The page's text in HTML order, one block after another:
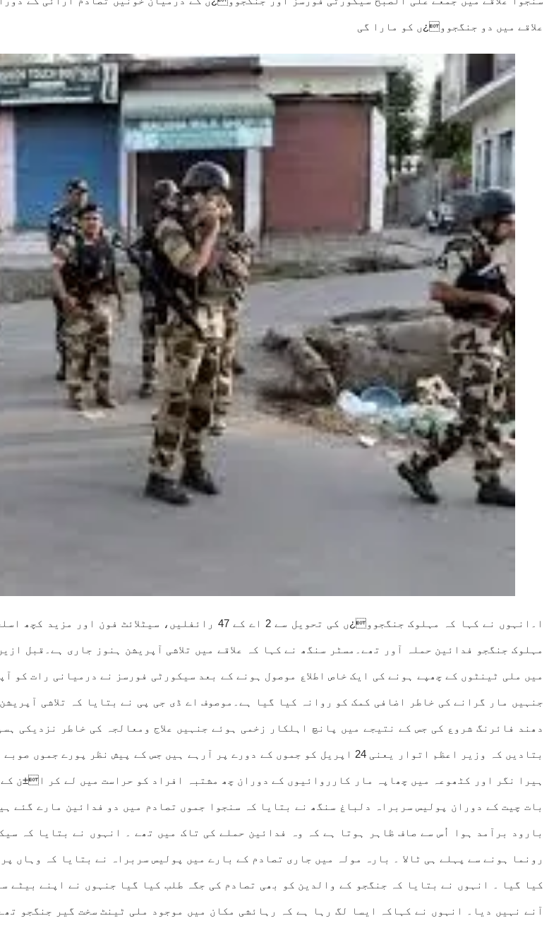
علاقے میں دو جنگجوو¿ں کو مارا گی
ا۔انہوں نے کہا کہ مہلوک جنگجوو¿ں کی تحویل سے 2 اے کے
مہلوک جنگجو فدائین حملہ آور تھے۔مسٹر سنگھ نے کہا کہ علاقے میں تلاشی آپریشن ہنوز جاری ہے۔قبل
میں ملی ٹینٹوں کے چھپے ہونے کی ایک خاص اطلاع موصول ہونے کے بعد سیکورٹی فورسز نے درمیانی رات
جنہیں مار گرانے کی خاطر اضافی کمک کو روانہ کیا گیا ہے۔موصوف اے ڈی جی پی نے بتایا کہ تلاشی
دھند فائرنگ شروع کی جس کے نتیجے میں پانچ اہلکار زخمی ہوئے جنہیں علاج ومعالجہ کی خاطر نزدیکی
بتادیں کہ وزیر اعظم اتوار یعنی 24 اپریل کو جموں کے دورے پر آرہے ہیں جس کے
ہیرا نگر اور کٹھوعہ میں چھاپہ مار کارروائیوں کے دوران چھ مشتبہ افراد کو حراست میں لے کر ا±ن
بات چیت کے دوران پولیس سربراہ دلباغ سنگھ نے بتایا کہ سنجوا جموں تصادم میں دو فدائین مارے گئے
بارود برآمد ہوا اُس سے صاف ظاہر ہوتا ہے کہ وہ فدائین حملے کی تاک میں تھے ۔ انہوں نے بتایا کہ
رونما ہونے سے پہلے ہی ٹالا ۔ بارہ مولہ میں جاری تصادم کے بارے میں پولیس سربراہ نے بتایا کہ وہاں
کیا گیا ۔ انہوں نے بتایا کہ جنگجو کے والدین کو بھی تصادم کی جگہ طلب کیا گیا جنہوں نے اپنے بیٹے
آنے نہیں دیا۔ انہوں نے کہاکہ ایسا لگ رہا ہے کہ رہائشی مکان میں موجود ملی ٹینٹ سخت گیر جنگجو